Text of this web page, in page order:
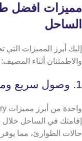
مميزات افضل
الساحل
والاطمئنان أثناء المصيف:
1. وصول سريع ومرونة في المواعيد
إقامتك في الساحل
حالات الطوارئ، مما